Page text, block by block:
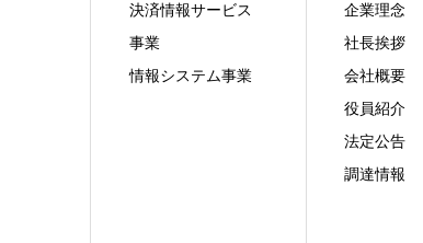
決済情報サービス
事業
情報システム事業
企業理念
社長挨拶
会社概要
役員紹介
法定公告
調達情報